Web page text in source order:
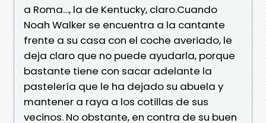
a Roma…, la de Kentucky, claro.Cuando
Noah Walker se encuentra a la cantante
frente a su casa con el coche averiado, le
deja claro que no puede ayudarla, porque
bastante tiene con sacar adelante la
pastelería que le ha dejado su abuela y
mantener a raya a los cotillas de sus
vecinos. No obstante, en contra de su buen